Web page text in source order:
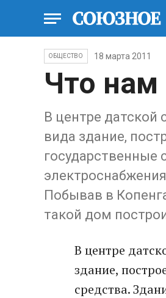
ОБЩЕСТВО 18 марта 2011
Что нам
В центре датской
вида здание,
государственные
Побывав в
такой дом
В центре
здание,
средства.